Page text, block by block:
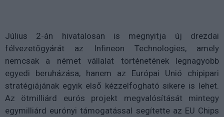
Július 2-án hivatalosan is megnyitja új drezdai
félvezetőgyárát az Infineon Technologies, amely
nemcsak a német vállalat történetének legnagyobb
egyedi beruházása, hanem az Európai Unió chipipari
stratégiájának egyik első kézzelfogható sikere is lehet.
Az ötmilliárd eurós projekt megvalósítását mintegy
egymilliárd eurónyi támogatással segítette az EU Chips